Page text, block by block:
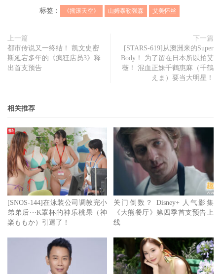
不重要，因为我仅是她的父亲，但要让合适的人来做这件
标签： 《摇滚天空》 山姆泰勒强森 艾美怀丝
上一篇
都市传说又一终结！ 凯文史密
斯延宕多年的《疯狂店员3》释
出首支预告
下一篇
[STARS-619]从澳洲来的Super
Body！ 为了留在日本所以拍艾
薇！ 混血正妹千鹤惠麻（千鶴
えま）要当大明星！
相关推荐
[SNOS-144]在泳装公司调教完小
弟弟后⋯K罩杯的神乐桃果（神
楽ももか）引退了！
关门倒数？ Disney+ 人气影集
《大熊餐厅》第四季首支预告上
线